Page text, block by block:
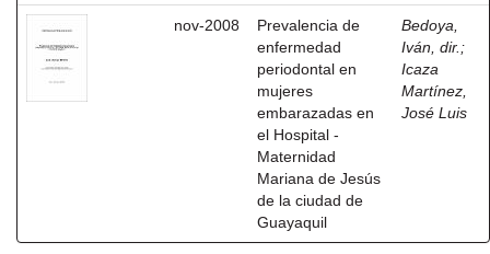
nov-2008
Prevalencia de
enfermedad
periodontal en
mujeres
embarazadas en
el Hospital -
Maternidad
Mariana de Jesús
de la ciudad de
Guayaquil
Bedoya,
Iván, dir. ;
Icaza
Martínez,
José Luis